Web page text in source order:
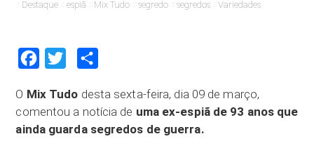
Destaque
espiã Mix Tudo segredo segredos Variedades
Facebook Twitter
O Mix Tudo desta sexta-feira, dia 09 de março,
comentou a notícia de uma ex-espiã de 93 anos que
ainda guarda segredos de guerra.